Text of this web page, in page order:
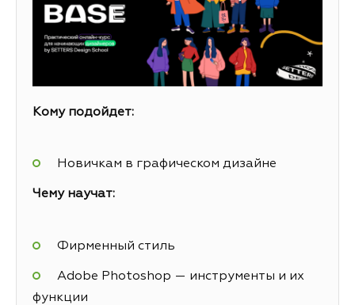
Кому подойдет:
Новичкам в графическом дизайне
Чему научат:
Фирменный стиль
Adobe Photoshop — инструменты и их
функции